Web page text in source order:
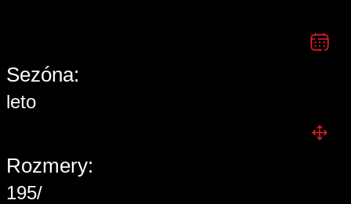
Sezóna:
leto
Rozmery:
195/